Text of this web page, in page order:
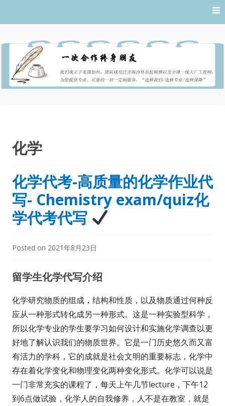
化学
化学代考-高质量的化学作业代
写- Chemistry exam/quiz化
学代考代写
Posted on 2021年8月23日
留学生化学代写介绍
化学研究物质的组成，结构和性质，以及物质通过何种反
应从一种形式转化成另一种形式。这是一种实验型科学，
所以化学专业的学生要学习如何设计和实施化学调查以更
好地了解认识我们的物质世界。它是一门历史悠久而又富
有活力的学科，它的成就是社会文明的重要标志，化学中
存在着化学变化和物理变化两种变化形式。化学可以说是
一门非常充实的课程了，每天上午几节lecture，下午12
到6点做试验，化学人的自我修养，人不是在教室，就是